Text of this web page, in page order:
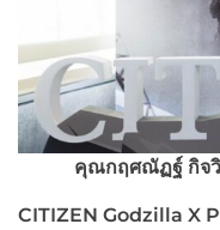
คุณกฤศณัฏฐ์ กิจ
CITIZEN Godzilla X